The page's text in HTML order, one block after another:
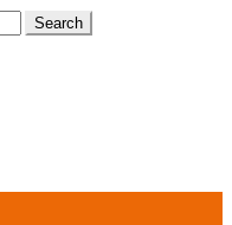
Search